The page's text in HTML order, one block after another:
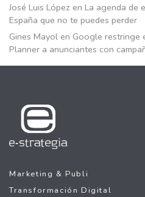
José Luis López en La agenda de
España que no te puedes perder
Gines Mayol en Google restringe
Planner a anunciantes con
Marketing & Publi
Transformación Digital